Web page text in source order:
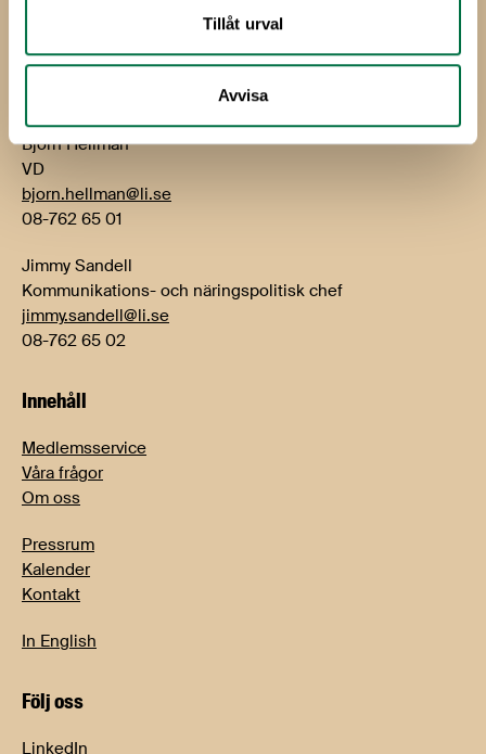
Tillåt urval
Avvisa
Björn Hellman
VD
bjorn.hellman@li.se
08-762 65 01
Jimmy Sandell
Kommunikations- och näringspolitisk chef
jimmy.sandell@li.se
08-762 65 02
Innehåll
Medlemsservice
Våra frågor
Om oss
Pressrum
Kalender
Kontakt
In English
Följ oss
LinkedIn